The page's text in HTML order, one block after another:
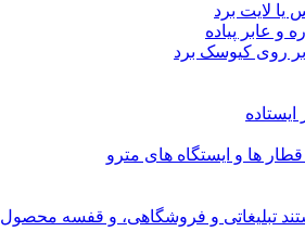
یا لایت برد
و عابر پیاده
بر روی کیوسک برد
ایستاده
ها و ایستگاه های مترو
تبلیغاتی و فروشگاهی، و قفسه محصول